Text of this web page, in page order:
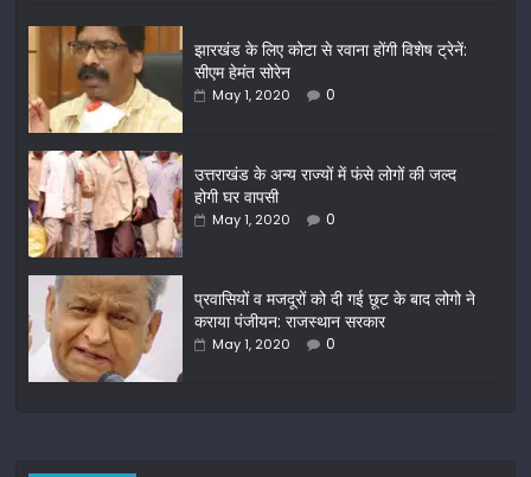
c
e
b
o
o
k
itt
er
ar
e
झारखंड के लिए कोटा से रवाना होंगी विशेष ट्रेनें:
सीएम हेमंत सोरेन
May 1, 2020 0
उत्तराखंड के अन्य राज्यों में फंसे लोगों की जल्द
होगी घर वापसी
May 1, 2020 0
प्रवासियों व मजदूरों को दी गई छूट के बाद लोगो ने
कराया पंजीयन: राजस्थान सरकार
May 1, 2020 0